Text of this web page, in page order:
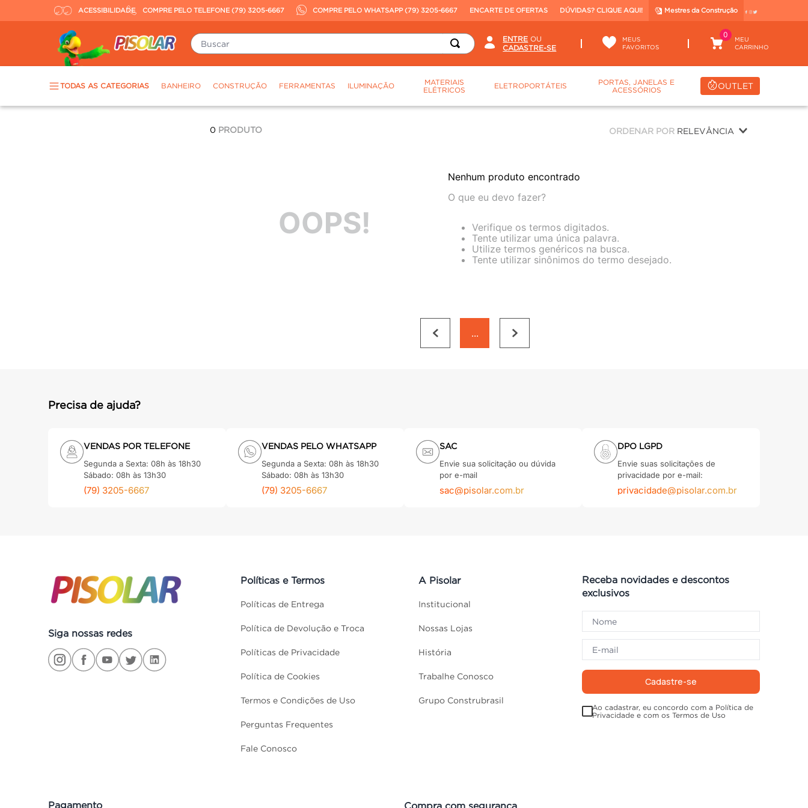
ACESSIBILIDADE COMPRE PELO TELEFONE (79) 3205-6667 COMPRE PELO WHATSAPP (79) 3205-6667 ENCARTE DE OFERTAS DÚVIDAS? CLIQUE AQUI! Mestres da Construção
Buscar OU
MEUS
FAVORITOS
0
TODAS AS CATEGORIAS BANHEIRO CONSTRUÇÃO FERRAMENTAS ILUMINAÇÃO
MATERIAIS
ELÉTRICOS
ELETROPORTÁTEIS
PORTAS, JANELAS E
ACESSÓRIOS
OUTLET
0 PRODUTO ORDENAR POR RELEVÂNCIA
OOPS!
Nenhum produto encontrado
O que eu devo fazer?
Verifique os termos digitados.
Tente utilizar uma única palavra.
Utilize termos genéricos na busca.
Tente utilizar sinônimos do termo desejado.
...
Precisa de ajuda?
VENDAS POR TELEFONE
Segunda a Sexta: 08h às 18h30
Sábado: 08h às 13h30
(79) 3205-6667
VENDAS PELO WHATSAPP
Segunda a Sexta: 08h às 18h30
Sábado: 08h às 13h30
(79) 3205-6667
SAC
Envie sua solicitação ou dúvida
por e-mail
sac@pisolar.com.br
DPO LGPD
Envie suas solicitações de
privacidade por e-mail:
privacidade@pisolar.com.br
Siga nossas redes
Políticas e Termos
Políticas de Entrega
Política de Devolução e Troca
Políticas de Privacidade
Política de Cookies
Termos e Condições de Uso
Perguntas Frequentes
Fale Conosco
A Pisolar
Institucional
Nossas Lojas
História
Trabalhe Conosco
Grupo Construbrasil
Receba novidades e descontos
exclusivos
Cadastre-se
Ao cadastrar, eu concordo com a Política de
Privacidade e com os Termos de Uso
Pagamento Compra com segurança